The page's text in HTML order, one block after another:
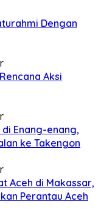
Dengan
Aksi
Enang-enang,
ke Takengon
Aceh di Makassar,
Perantau Aceh